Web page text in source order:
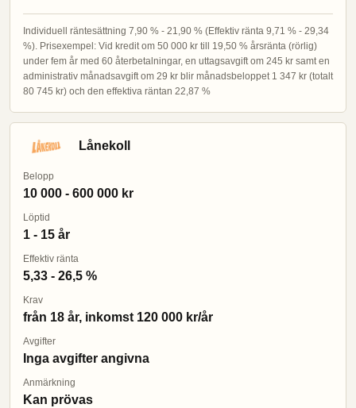
Individuell räntesättning 7,90 % - 21,90 % (Effektiv ränta 9,71 % - 29,34
%). Prisexempel: Vid kredit om 50 000 kr till 19,50 % årsränta (rörlig)
under fem år med 60 återbetalningar, en uttagsavgift om 245 kr samt en
administrativ månadsavgift om 29 kr blir månadsbeloppet 1 347 kr (totalt
80 745 kr) och den effektiva räntan 22,87 %
Lånekoll
Belopp
10 000 - 600 000 kr
Löptid
1 - 15 år
Effektiv ränta
5,33 - 26,5 %
Krav
från 18 år, inkomst 120 000 kr/år
Avgifter
Inga avgifter angivna
Anmärkning
Kan prövas